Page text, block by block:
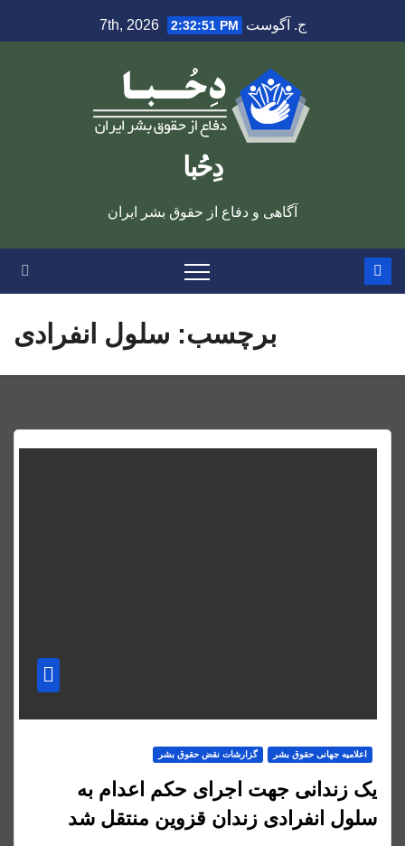
to
ج. آگوست 7th, 2026 2:32:52 PM
دِحُبا
آگاهی و دفاع از حقوق بشر ایران
برچسب: سلول انفرادی
اعلاميه جهانی حقوق بشر گزارشات نقض حقوق بشر
یک زندانی جهت اجرای حکم اعدام به
سلول انفرادی زندان قزوین منتقل شد